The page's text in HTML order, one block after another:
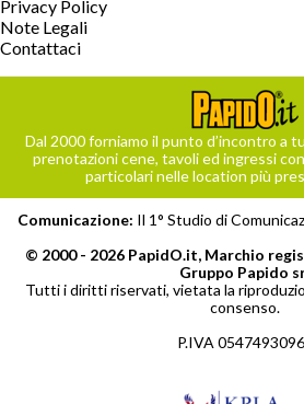
Privacy Policy
Note Legali
Contattaci
Dal 2000 forniamo il punto d’incontro a
prenotazioni cene, tavoli ed ingressi
particolari nelle location più
Comunicazione: Il 1° Studio di
© 2000 - 2026 PapidO.it, Marchio
Gruppo Papido
Tutti i diritti riservati, vietata la
consenso.
P.IVA